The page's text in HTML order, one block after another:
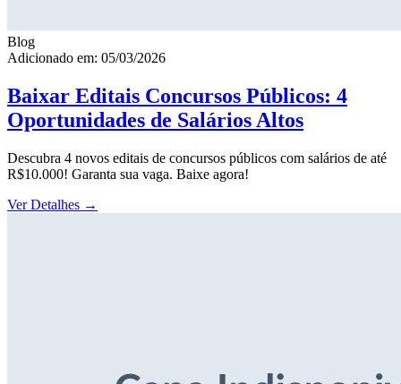
Blog
Adicionado em: 05/03/2026
Baixar Editais Concursos Públicos: 4
Oportunidades de Salários Altos
Descubra 4 novos editais de concursos públicos com salários de até
R$10.000! Garanta sua vaga. Baixe agora!
Ver Detalhes →